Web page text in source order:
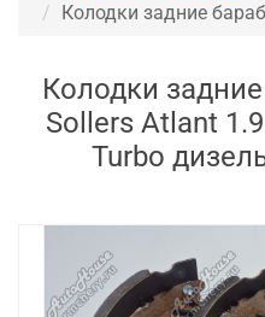
Колодки задние
Колодки
Sollers Atlant
Turbo